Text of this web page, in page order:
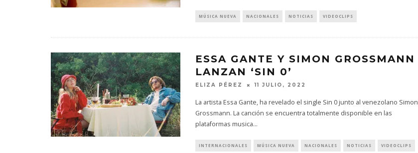
MÚSICA NUEVA NACIONALES NOTICIAS VIDEOCLIPS
ESSA GANTE Y SIMON GROSSMANN
LANZAN ‘SIN 0’
ELIZA PÉREZ 11 JULIO, 2022
La artista Essa Gante, ha revelado el single Sin 0 junto al venezolano Simon
Grossmann. La canción se encuentra totalmente disponible en las
plataformas musica...
INTERNACIONALES MÚSICA NUEVA NACIONALES NOTICIAS VIDEOCLIPS
6 AGOSTO, 2026